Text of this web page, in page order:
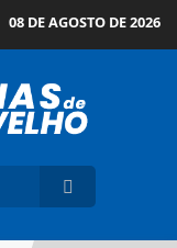
08 DE AGOSTO DE 2026